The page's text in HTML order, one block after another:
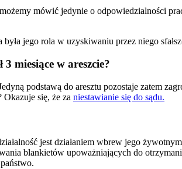
mówić jedynie o odpowiedzialności
jego rola w uzyskiwaniu przez niego
miesiące w areszcie?
podstawą do aresztu pozostaje zatem
Okazuje się, że za niestawianie się do sądu.
jest działaniem wbrew jego
blankietów upoważniających do